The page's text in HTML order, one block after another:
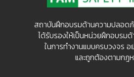
สถาบันฝึกอบรมด้านความปลอดภั
ได้รับรองให้เป็นหน่วยฝึกอบรม
ในการทำงานแบบครบวงจร อ
และถูกต้องตามกฎ